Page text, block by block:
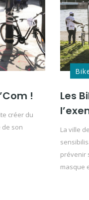
!
créer du
de son
Les
La ville
prévenir
masque